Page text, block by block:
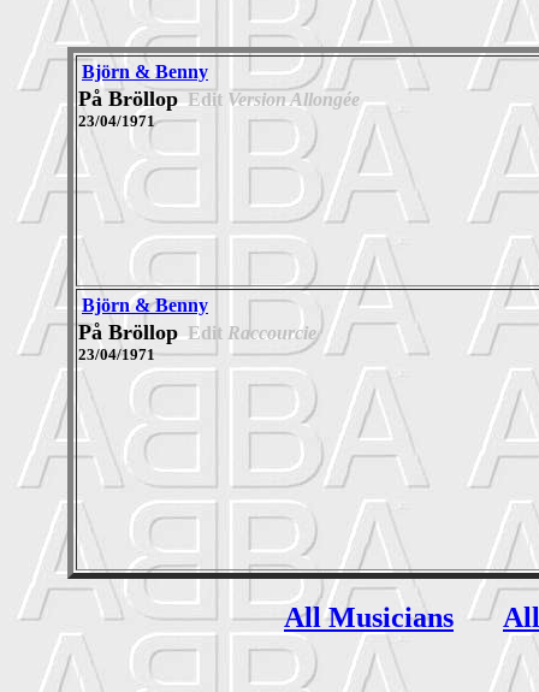
Björn & Benny
På Bröllop Edit Version Allongée
23/04/1971
Björn & Benny
På Bröllop Edit Raccourcie
23/04/1971
All Musicians